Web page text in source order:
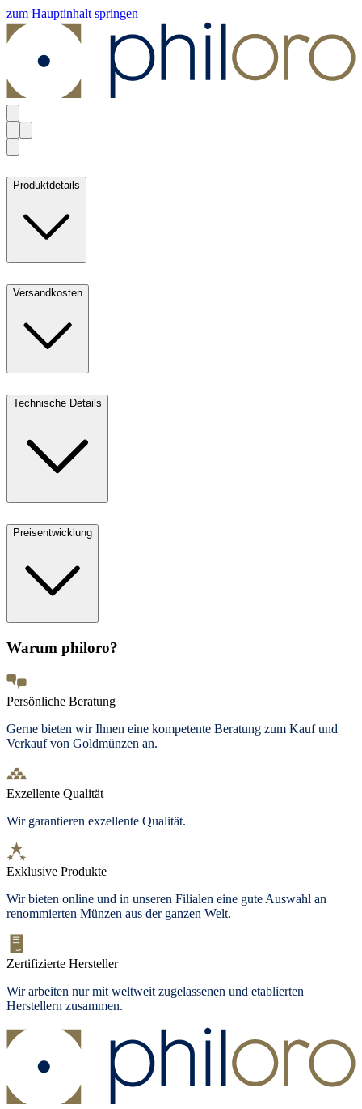
zum Hauptinhalt springen
Produktdetails
Versandkosten
Technische Details
Preisentwicklung
Warum philoro?
Persönliche Beratung
Gerne bieten wir Ihnen eine kompetente Beratung zum Kauf und
Verkauf von Goldmünzen an.
Exzellente Qualität
Wir garantieren exzellente Qualität.
Exklusive Produkte
Wir bieten online und in unseren Filialen eine gute Auswahl an
renommierten Münzen aus der ganzen Welt.
Zertifizierte Hersteller
Wir arbeiten nur mit weltweit zugelassenen und etablierten
Herstellern zusammen.